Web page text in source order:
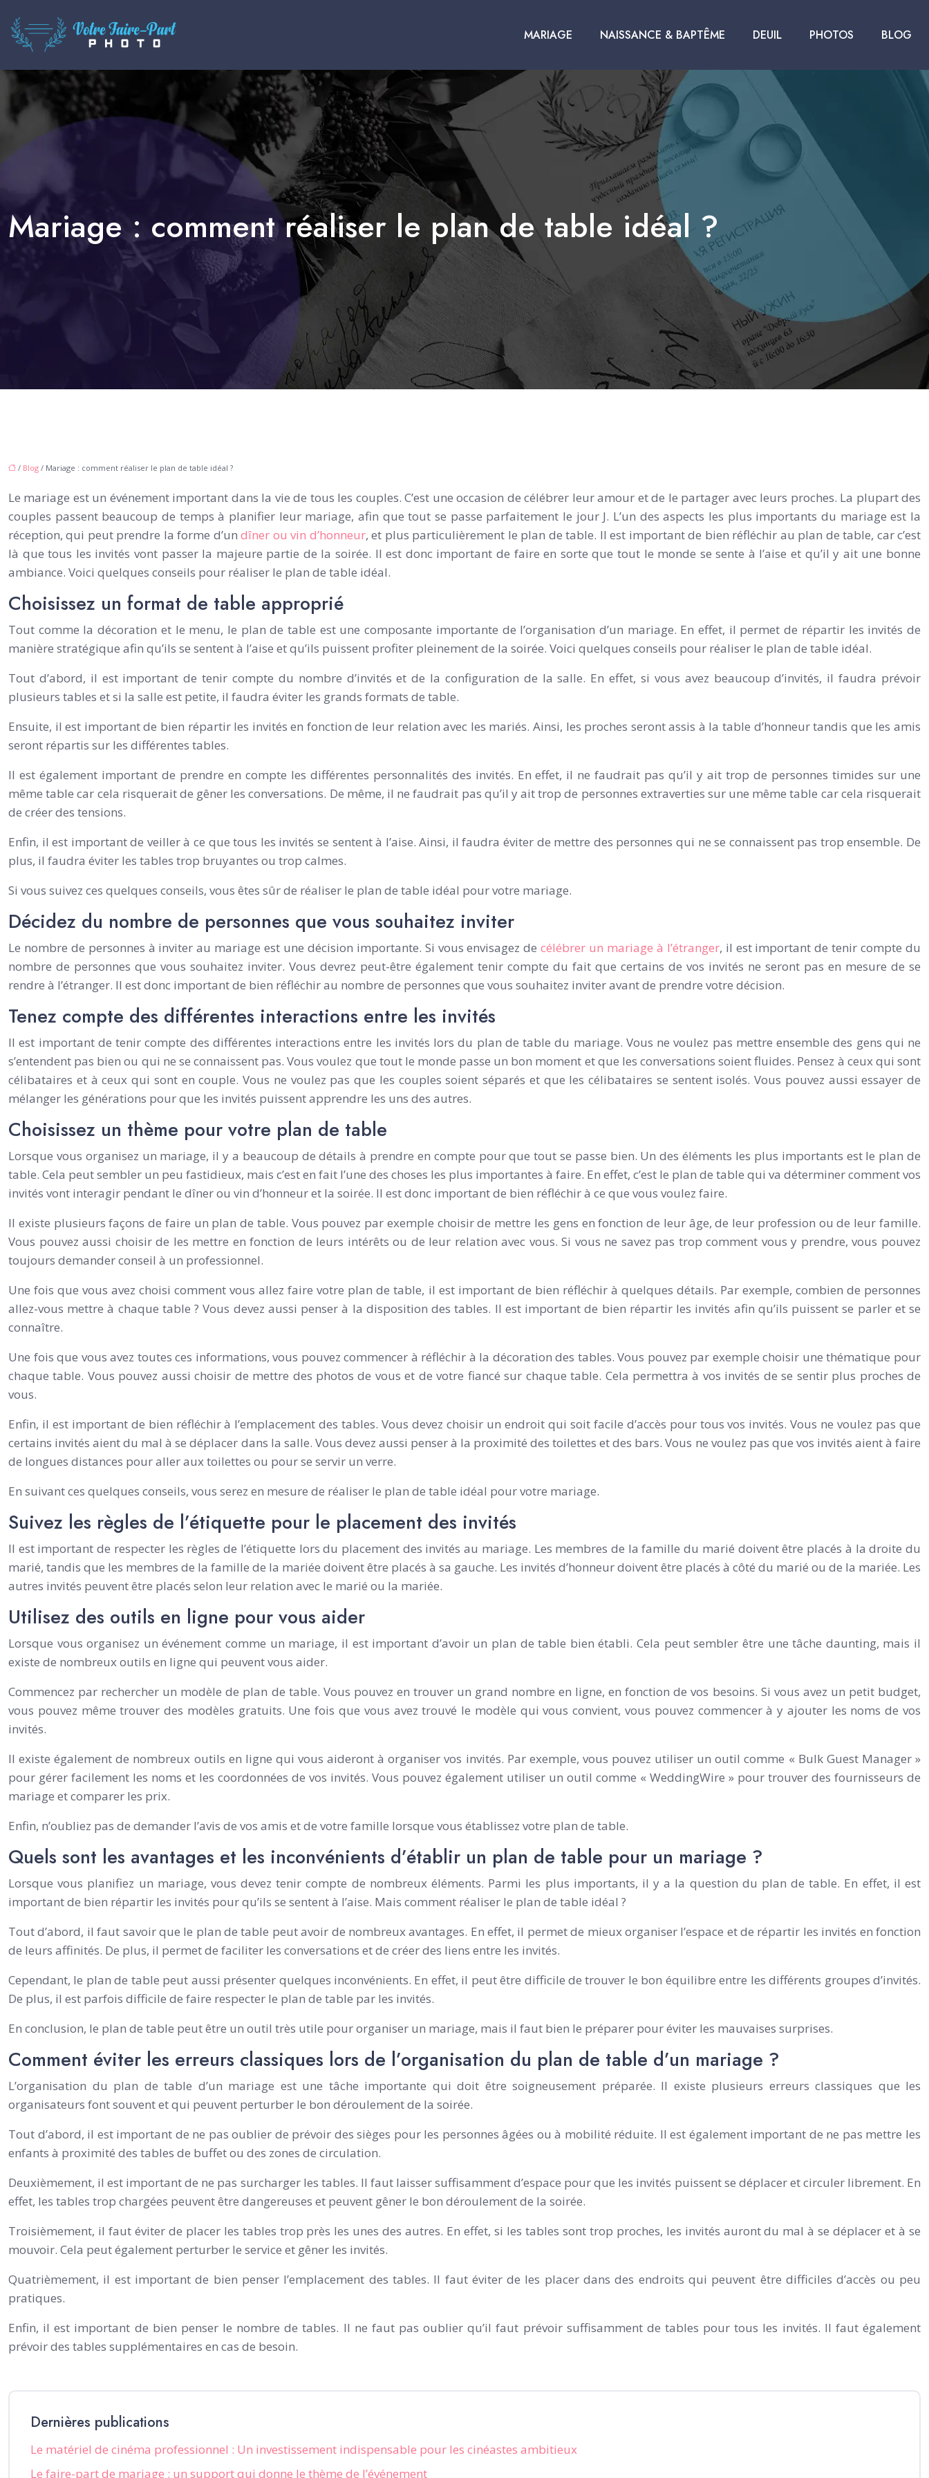
MARIAGE NAISSANCE & BAPTÊME DEUIL PHOTOS BLOG
Mariage : comment réaliser le plan de table idéal ?
/ Blog / Mariage : comment réaliser le plan de table idéal ?
Le mariage est un événement important dans la vie de tous les couples. C’est une occasion de célébrer leur amour et de le partager avec leurs proches. La plupart des
couples passent beaucoup de temps à planifier leur mariage, afin que tout se passe parfaitement le jour J. L’un des aspects les plus importants du mariage est la
réception, qui peut prendre la forme d’undîner ou vin d’honneur, et plus particulièrement le plan de table. Il est important de bien réfléchir au plan de table, car c’est
là que tous les invités vont passer la majeure partie de la soirée. Il est donc important de faire en sorte que tout le monde se sente à l’aise et qu’il y ait une bonne
ambiance. Voici quelques conseils pour réaliser le plan de table idéal.
Choisissez un format de table approprié
Tout comme la décoration et le menu, le plan de table est une composante importante de l’organisation d’un mariage. En effet, il permet de répartir les invités de
manière stratégique afin qu’ils se sentent à l’aise et qu’ils puissent profiter pleinement de la soirée. Voici quelques conseils pour réaliser le plan de table idéal.
Tout d’abord, il est important de tenir compte du nombre d’invités et de la configuration de la salle. En effet, si vous avez beaucoup d’invités, il faudra prévoir
plusieurs tables et si la salle est petite, il faudra éviter les grands formats de table.
Ensuite, il est important de bien répartir les invités en fonction de leur relation avec les mariés. Ainsi, les proches seront assis à la table d’honneur tandis que les amis
seront répartis sur les différentes tables.
Il est également important de prendre en compte les différentes personnalités des invités. En effet, il ne faudrait pas qu’il y ait trop de personnes timides sur une
même table car cela risquerait de gêner les conversations. De même, il ne faudrait pas qu’il y ait trop de personnes extraverties sur une même table car cela risquerait
de créer des tensions.
Enfin, il est important de veiller à ce que tous les invités se sentent à l’aise. Ainsi, il faudra éviter de mettre des personnes qui ne se connaissent pas trop ensemble. De
plus, il faudra éviter les tables trop bruyantes ou trop calmes.
Si vous suivez ces quelques conseils, vous êtes sûr de réaliser le plan de table idéal pour votre mariage.
Décidez du nombre de personnes que vous souhaitez inviter
Le nombre de personnes à inviter au mariage est une décision importante. Si vous envisagez decélébrer un mariage à l’étranger, il est important de tenir compte du
nombre de personnes que vous souhaitez inviter. Vous devrez peut-être également tenir compte du fait que certains de vos invités ne seront pas en mesure de se
rendre à l’étranger. Il est donc important de bien réfléchir au nombre de personnes que vous souhaitez inviter avant de prendre votre décision.
Tenez compte des différentes interactions entre les invités
Il est important de tenir compte des différentes interactions entre les invités lors du plan de table du mariage. Vous ne voulez pas mettre ensemble des gens qui ne
s’entendent pas bien ou qui ne se connaissent pas. Vous voulez que tout le monde passe un bon moment et que les conversations soient fluides. Pensez à ceux qui sont
célibataires et à ceux qui sont en couple. Vous ne voulez pas que les couples soient séparés et que les célibataires se sentent isolés. Vous pouvez aussi essayer de
mélanger les générations pour que les invités puissent apprendre les uns des autres.
Choisissez un thème pour votre plan de table
Lorsque vous organisez un mariage, il y a beaucoup de détails à prendre en compte pour que tout se passe bien. Un des éléments les plus importants est le plan de
table. Cela peut sembler un peu fastidieux, mais c’est en fait l’une des choses les plus importantes à faire. En effet, c’est le plan de table qui va déterminer comment vos
invités vont interagir pendant le dîner ou vin d’honneur et la soirée. Il est donc important de bien réfléchir à ce que vous voulez faire.
Il existe plusieurs façons de faire un plan de table. Vous pouvez par exemple choisir de mettre les gens en fonction de leur âge, de leur profession ou de leur famille.
Vous pouvez aussi choisir de les mettre en fonction de leurs intérêts ou de leur relation avec vous. Si vous ne savez pas trop comment vous y prendre, vous pouvez
toujours demander conseil à un professionnel.
Une fois que vous avez choisi comment vous allez faire votre plan de table, il est important de bien réfléchir à quelques détails. Par exemple, combien de personnes
allez-vous mettre à chaque table ? Vous devez aussi penser à la disposition des tables. Il est important de bien répartir les invités afin qu’ils puissent se parler et se
connaître.
Une fois que vous avez toutes ces informations, vous pouvez commencer à réfléchir à la décoration des tables. Vous pouvez par exemple choisir une thématique pour
chaque table. Vous pouvez aussi choisir de mettre des photos de vous et de votre fiancé sur chaque table. Cela permettra à vos invités de se sentir plus proches de
vous.
Enfin, il est important de bien réfléchir à l’emplacement des tables. Vous devez choisir un endroit qui soit facile d’accès pour tous vos invités. Vous ne voulez pas que
certains invités aient du mal à se déplacer dans la salle. Vous devez aussi penser à la proximité des toilettes et des bars. Vous ne voulez pas que vos invités aient à faire
de longues distances pour aller aux toilettes ou pour se servir un verre.
En suivant ces quelques conseils, vous serez en mesure de réaliser le plan de table idéal pour votre mariage.
Suivez les règles de l’étiquette pour le placement des invités
Il est important de respecter les règles de l’étiquette lors du placement des invités au mariage. Les membres de la famille du marié doivent être placés à la droite du
marié, tandis que les membres de la famille de la mariée doivent être placés à sa gauche. Les invités d’honneur doivent être placés à côté du marié ou de la mariée. Les
autres invités peuvent être placés selon leur relation avec le marié ou la mariée.
Utilisez des outils en ligne pour vous aider
Lorsque vous organisez un événement comme un mariage, il est important d’avoir un plan de table bien établi. Cela peut sembler être une tâche daunting, mais il
existe de nombreux outils en ligne qui peuvent vous aider.
Commencez par rechercher un modèle de plan de table. Vous pouvez en trouver un grand nombre en ligne, en fonction de vos besoins. Si vous avez un petit budget,
vous pouvez même trouver des modèles gratuits. Une fois que vous avez trouvé le modèle qui vous convient, vous pouvez commencer à y ajouter les noms de vos
invités.
Il existe également de nombreux outils en ligne qui vous aideront à organiser vos invités. Par exemple, vous pouvez utiliser un outil comme « Bulk Guest Manager »
pour gérer facilement les noms et les coordonnées de vos invités. Vous pouvez également utiliser un outil comme « WeddingWire » pour trouver des fournisseurs de
mariage et comparer les prix.
Enfin, n’oubliez pas de demander l’avis de vos amis et de votre famille lorsque vous établissez votre plan de table.
Quels sont les avantages et les inconvénients d’établir un plan de table pour un mariage ?
Lorsque vous planifiez un mariage, vous devez tenir compte de nombreux éléments. Parmi les plus importants, il y a la question du plan de table. En effet, il est
important de bien répartir les invités pour qu’ils se sentent à l’aise. Mais comment réaliser le plan de table idéal ?
Tout d’abord, il faut savoir que le plan de table peut avoir de nombreux avantages. En effet, il permet de mieux organiser l’espace et de répartir les invités en fonction
de leurs affinités. De plus, il permet de faciliter les conversations et de créer des liens entre les invités.
Cependant, le plan de table peut aussi présenter quelques inconvénients. En effet, il peut être difficile de trouver le bon équilibre entre les différents groupes d’invités.
De plus, il est parfois difficile de faire respecter le plan de table par les invités.
En conclusion, le plan de table peut être un outil très utile pour organiser un mariage, mais il faut bien le préparer pour éviter les mauvaises surprises.
Comment éviter les erreurs classiques lors de l’organisation du plan de table d’un mariage ?
L’organisation du plan de table d’un mariage est une tâche importante qui doit être soigneusement préparée. Il existe plusieurs erreurs classiques que les
organisateurs font souvent et qui peuvent perturber le bon déroulement de la soirée.
Tout d’abord, il est important de ne pas oublier de prévoir des sièges pour les personnes âgées ou à mobilité réduite. Il est également important de ne pas mettre les
enfants à proximité des tables de buffet ou des zones de circulation.
Deuxièmement, il est important de ne pas surcharger les tables. Il faut laisser suffisamment d’espace pour que les invités puissent se déplacer et circuler librement. En
effet, les tables trop chargées peuvent être dangereuses et peuvent gêner le bon déroulement de la soirée.
Troisièmement, il faut éviter de placer les tables trop près les unes des autres. En effet, si les tables sont trop proches, les invités auront du mal à se déplacer et à se
mouvoir. Cela peut également perturber le service et gêner les invités.
Quatrièmement, il est important de bien penser l’emplacement des tables. Il faut éviter de les placer dans des endroits qui peuvent être difficiles d’accès ou peu
pratiques.
Enfin, il est important de bien penser le nombre de tables. Il ne faut pas oublier qu’il faut prévoir suffisamment de tables pour tous les invités. Il faut également
prévoir des tables supplémentaires en cas de besoin.
Dernières publications
Le matériel de cinéma professionnel : Un investissement indispensable pour les cinéastes ambitieux
Le faire-part de mariage : un support qui donne le thème de l’événement